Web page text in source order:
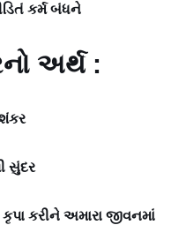
કર્મ બંધને
અર્થ :
સુંદર
કરીને અમારા જીવનમાં